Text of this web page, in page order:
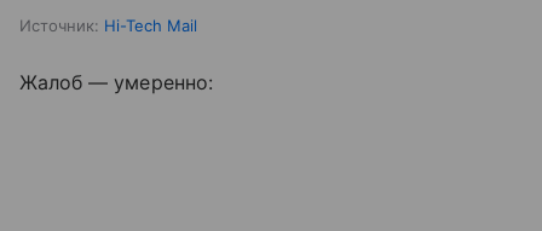
Источник: Hi-Tech Mail
Жалоб — умеренно: